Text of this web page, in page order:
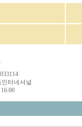
터네셔널